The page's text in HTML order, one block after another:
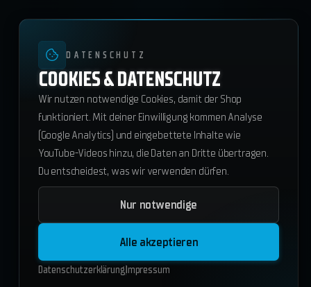
ws_dispatchsys-v2 65.45€
QBCore
In den Warenkorb
DATENSCHUTZ
COOKIES & DATENSCHUTZ
Wir nutzen notwendige Cookies, damit der Shop
funktioniert. Mit deiner Einwilligung kommen Analyse
(Google Analytics) und eingebettete Inhalte wie
YouTube-Videos hinzu, die Daten an Dritte übertragen.
Du entscheidest, was wir verwenden dürfen.
Nur notwendige
Alle akzeptieren
Datenschutzerklärung Impressum